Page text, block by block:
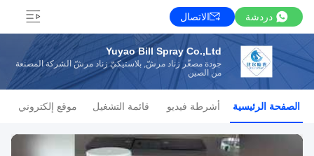
دردشة الاتصال
Yuyao Bill Spray Co.,Ltd
جودة مصغّر زناد مرشّ, بلاستيكيّ زناد مرشّ الشركة المصنعة
من الصين
الصفحة الرئيسية أشرطة فيديو قائمة التشغيل موقع إلكتروني